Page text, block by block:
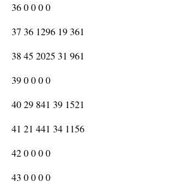
36 0 0 0 0
37 36 1296 19 361
38 45 2025 31 961
39 0 0 0 0
40 29 841 39 1521
41 21 441 34 1156
42 0 0 0 0
43 0 0 0 0